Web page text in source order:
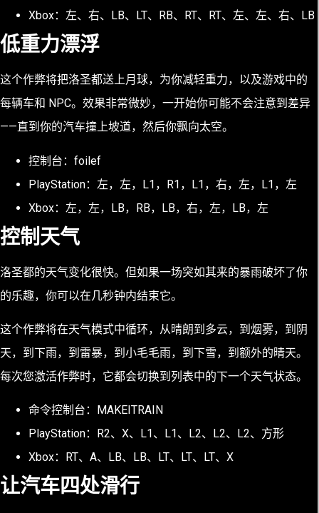
Xbox：左、右、LB、LT、RB、RT、RT、左、左、右、LB
低重力漂浮
这个作弊将把洛圣都送上月球，为你减轻重力，以及游戏中的
每辆车和 NPC。效果非常微妙，一开始你可能不会注意到差异
——直到你的汽车撞上坡道，然后你飘向太空。
控制台：foilef
PlayStation：左，左，L1，R1，L1，右，左，L1，左
Xbox：左，左，LB，RB，LB，右，左，LB，左
控制天气
洛圣都的天气变化很快。但如果一场突如其来的暴雨破坏了你
的乐趣，你可以在几秒钟内结束它。
这个作弊将在天气模式中循环，从晴朗到多云，到烟雾，到阴
天，到下雨，到雷暴，到小毛毛雨，到下雪，到额外的晴天。
每次您激活作弊时，它都会切换到列表中的下一个天气状态。
命令控制台：MAKEITRAIN
PlayStation：R2、X、L1、L1、L2、L2、L2、方形
Xbox：RT、A、LB、LB、LT、LT、LT、X
让汽车四处滑行